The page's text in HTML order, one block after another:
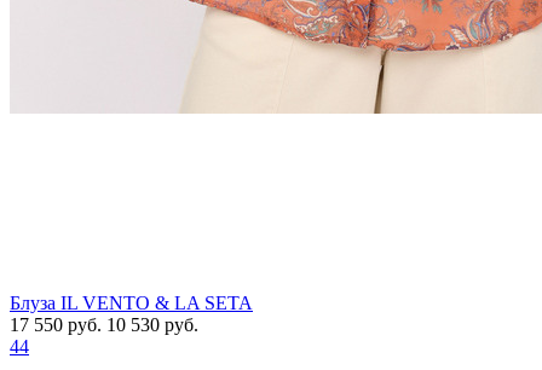
Блуза IL VENTO & LA SETA
17 550 руб. 10 530 руб.
44